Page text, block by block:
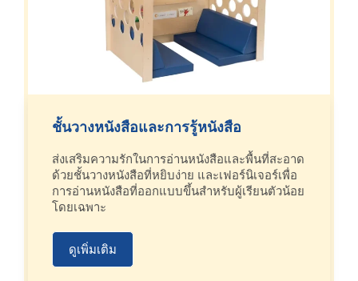
ชั้นวางหนังสือและการรู้หนังสือ
ส่งเสริมความรักในการอ่านหนังสือและพื้นที่สะอาด
ด้วยชั้นวางหนังสือที่หยิบง่าย และเฟอร์นิเจอร์เพื่อ
การอ่านหนังสือที่ออกแบบขึ้นสำหรับผู้เรียนตัวน้อย
โดยเฉพาะ
ดูเพิ่มเติม